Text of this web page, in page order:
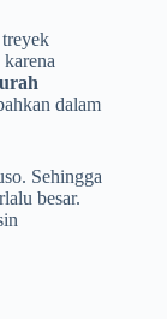
dalam
Sehingga
besar.